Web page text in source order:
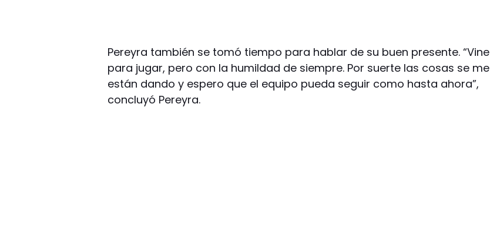
Pereyra también se tomó tiempo para hablar de su buen presente. “Vine
para jugar, pero con la humildad de siempre. Por suerte las cosas se me
están dando y espero que el equipo pueda seguir como hasta ahora”,
concluyó Pereyra.